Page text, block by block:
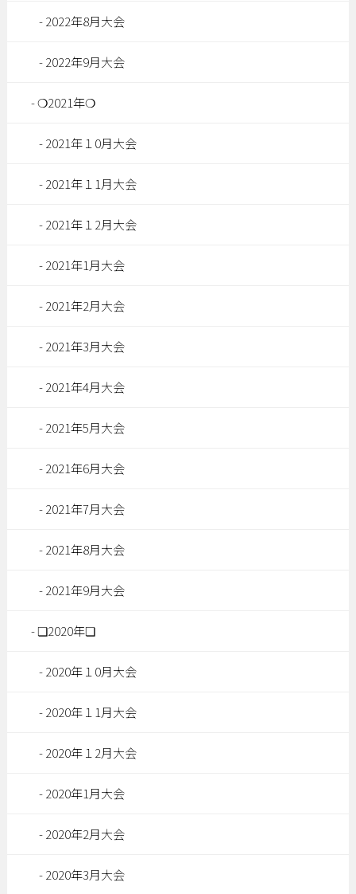
2022年8月大会
2022年9月大会
❍2021年❍
2021年１0月大会
2021年１1月大会
2021年１2月大会
2021年1月大会
2021年2月大会
2021年3月大会
2021年4月大会
2021年5月大会
2021年6月大会
2021年7月大会
2021年8月大会
2021年9月大会
❏2020年❏
2020年１0月大会
2020年１1月大会
2020年１2月大会
2020年1月大会
2020年2月大会
2020年3月大会